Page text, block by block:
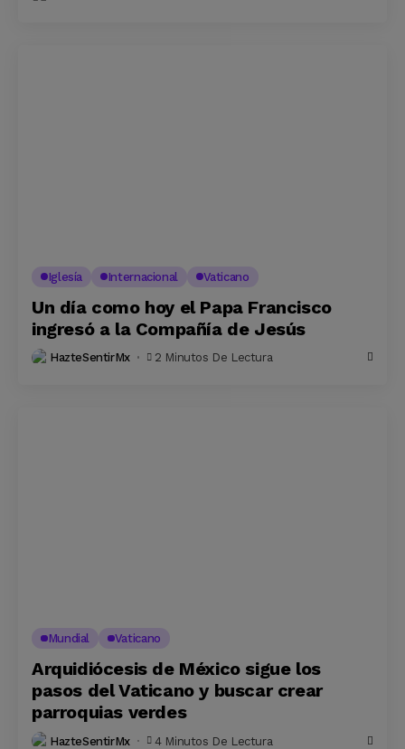
Iglesía Internacional Vaticano
Un día como hoy el Papa Francisco
ingresó a la Compañía de Jesús
HazteSentirMx 2 Minutos De Lectura
Mundial Vaticano
Arquidiócesis de México sigue los
pasos del Vaticano y buscar crear
parroquias verdes
HazteSentirMx 4 Minutos De Lectura